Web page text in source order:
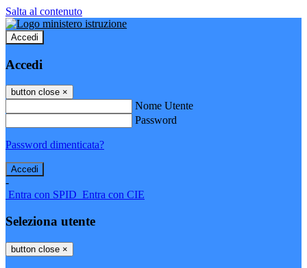
Salta al contenuto
Accedi
Accedi
button close ×
Nome Utente
Password
Password dimenticata?
-
Entra con SPID Entra con CIE
Seleziona utente
button close ×